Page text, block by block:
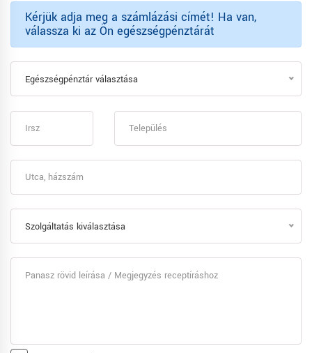
Kérjük adja meg a számlázási címét! Ha van,
válassza ki az Ön egészségpénztárát
Egészségpénztár választása
Szolgáltatás kiválasztása